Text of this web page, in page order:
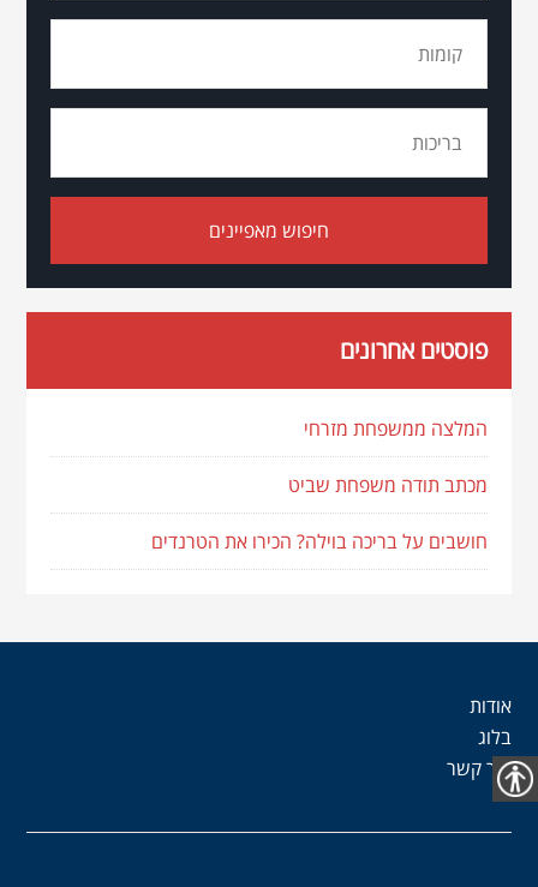
פוסטים אחרונים
המלצה ממשפחת מזרחי
מכתב תודה משפחת שביט
חושבים על בריכה בוילה? הכירו את הטרנדים
אודות
בלוג
צור קשר